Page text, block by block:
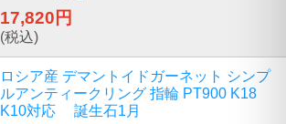
17,820円
(税込)
ロシア産 デマントイドガーネット シンプ
ルアンティークリング 指輪 PT900 K18
K10対応 誕生石1月